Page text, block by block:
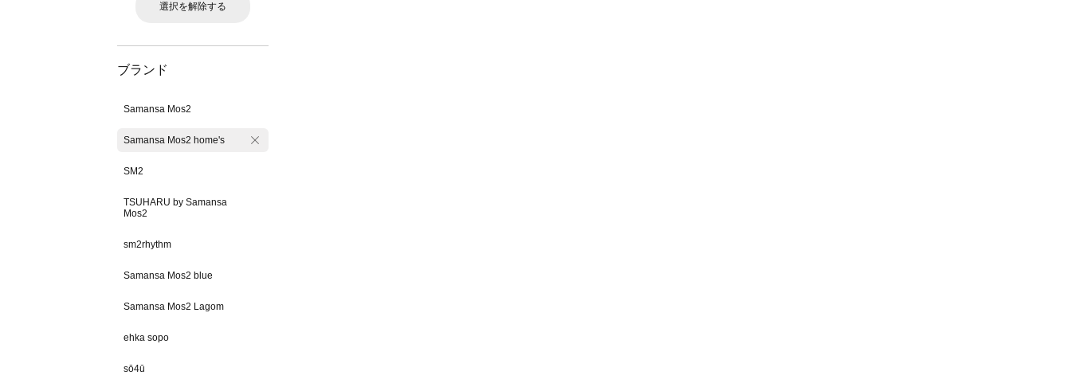
選択を解除する
ブランド
Samansa Mos2
Samansa Mos2 home's
SM2
TSUHARU by Samansa
Mos2
sm2rhythm
Samansa Mos2 blue
Samansa Mos2 Lagom
ehka sopo
sō4ū